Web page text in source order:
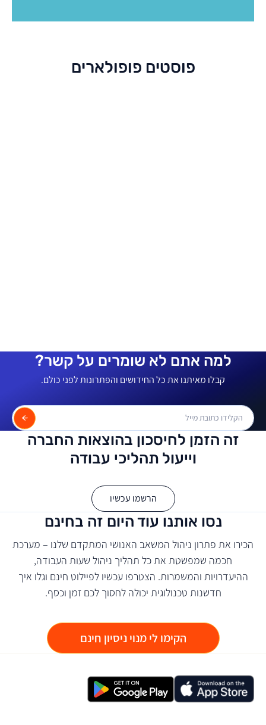
פוסטים פופולארים
למה אתם לא שומרים על קשר?
קבלו מאיתנו את כל החידושים והפתרונות לפני כולם.
זה הזמן לחיסכון בהוצאות החברה
וייעול תהליכי עבודה
הרשמו עכשיו
נסו אותנו עוד היום זה בחינם
הכירו את פתרון ניהול המשאב האנושי המתקדם שלנו – מערכת
חכמה שמפשטת את כל תהליך ניהול שעות העבודה,
ההיעדרויות והמשמרות. הצטרפו עכשיו לפיילוט חינם וגלו איך
חדשנות טכנולוגית יכולה לחסוך לכם זמן וכסף.
הקימו לי מנוי ניסיון חינם